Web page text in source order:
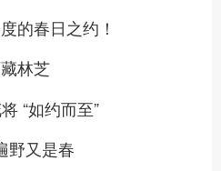
的春日之约！
林芝
“如约而至”
野又是春